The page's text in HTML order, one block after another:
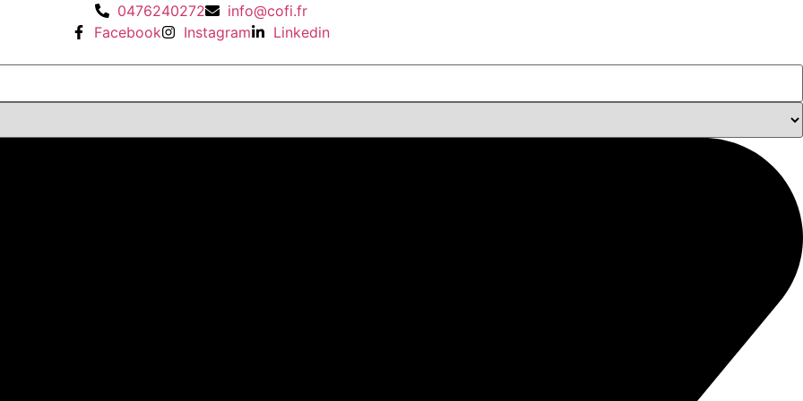
0476240272
info@cofi.fr
Facebook
Instagram Linkedin